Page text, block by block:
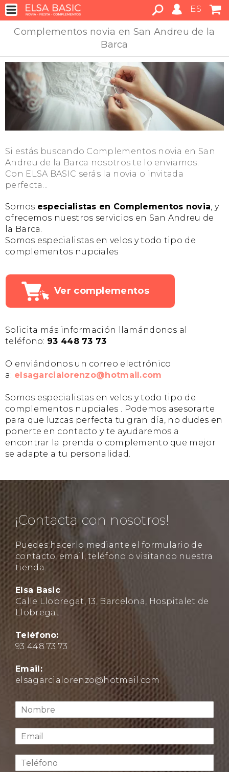
ES
Complementos novia en San Andreu de la
Barca
Si estás buscando Complementos novia en San
Andreu de la Barca nosotros te lo enviamos.
Con ELSA BASIC serás la novia o invitada
perfecta...
Somos especialistas en Complementos novia, y
ofrecemos nuestros servicios en San Andreu de
la Barca.
Somos especialistas en velos y todo tipo de
complementos nupciales
Ver complementos
Solicita más información llamándonos al
teléfono: 93 448 73 73
O enviándonos un correo electrónico
a: elsagarcialorenzo@hotmail.com
Somos especialistas en velos y todo tipo de
complementos nupciales . Podemos asesorarte
para que luzcas perfecta tu gran día, no dudes en
ponerte en contacto y te ayudaremos a
encontrar la prenda o complemento que mejor
se adapte a tu personalidad.
¡Contacta con nosotros!
Puedes hacerlo mediante el formulario de
contacto, email, teléfono o visitando nuestra
tienda.
Elsa Basic
Calle Llobregat, 13, Barcelona, Hospitalet de
Llobregat
Teléfono:
93 448 73 73
Email:
elsagarcialorenzo@hotmail.com